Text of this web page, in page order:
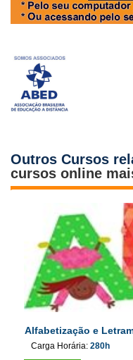
Outros Cursos
cursos online
Alfabetização e
Carga Horária: 280h